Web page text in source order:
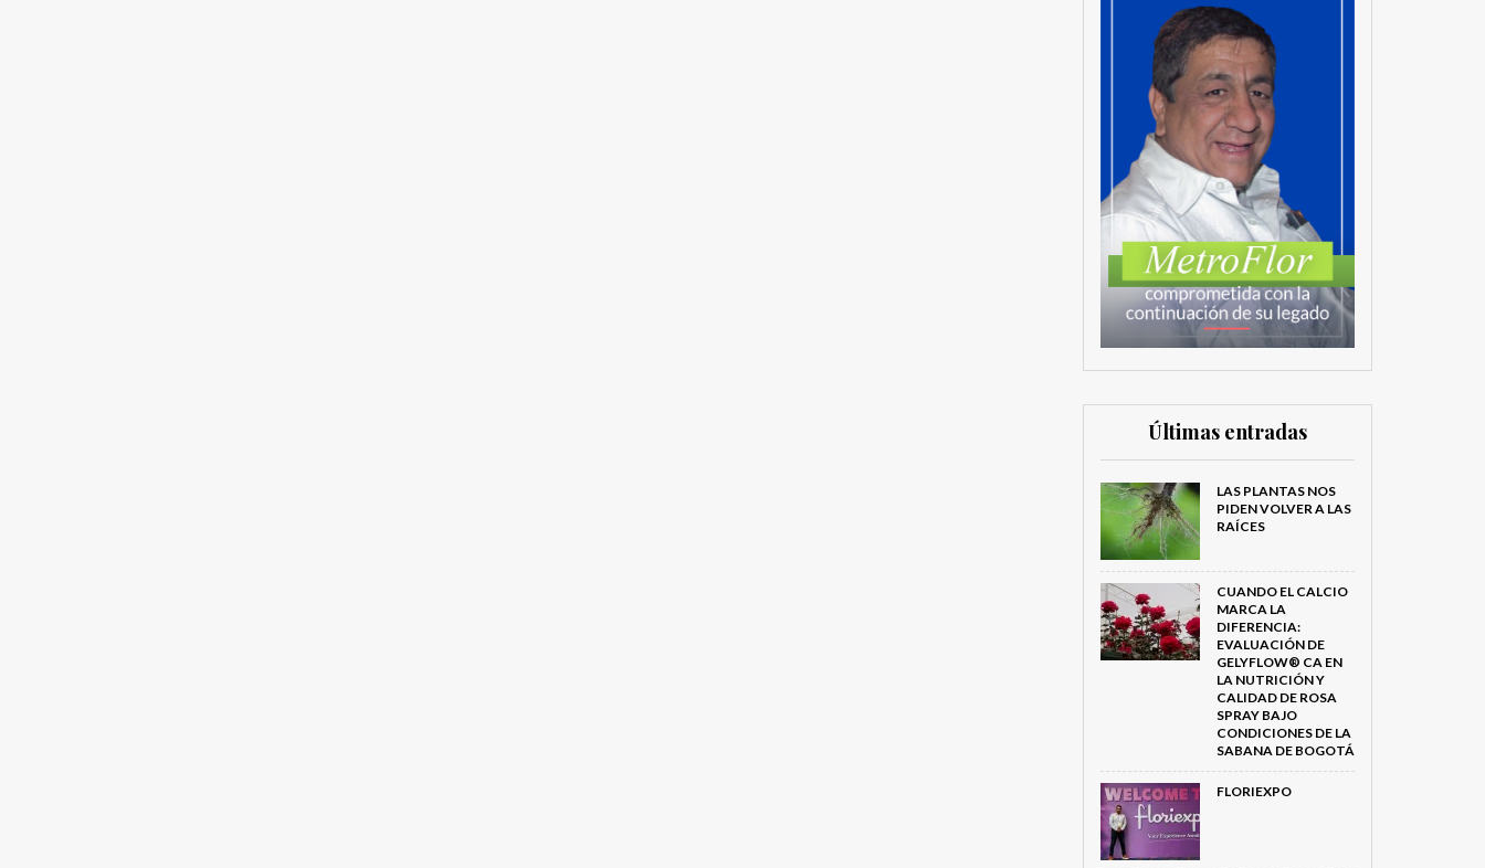
Últimas entradas
LAS PLANTAS NOS
PIDEN VOLVER A LAS
RAÍCES
CUANDO EL CALCIO
MARCA LA
DIFERENCIA:
EVALUACIÓN DE
GELYFLOW® CA EN
LA NUTRICIÓN Y
CALIDAD DE ROSA
SPRAY BAJO
CONDICIONES DE LA
SABANA DE BOGOTÁ
FLORIEXPO